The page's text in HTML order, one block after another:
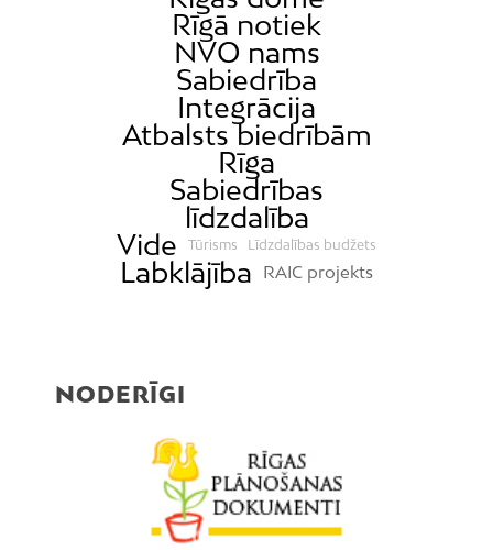
Rīgā notiek
NVO nams
Sabiedrība
Integrācija
Atbalsts biedrībām
Rīga
Sabiedrības
līdzdalība
Vide
Tūrisms Līdzdalības budžets
Labklājība RAIC projekts
NODERĪGI